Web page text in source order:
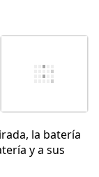
la batería
y a sus